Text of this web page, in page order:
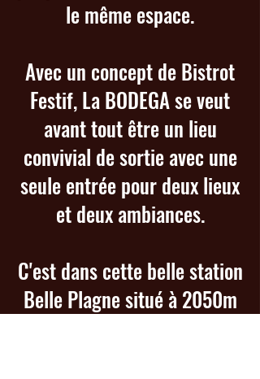
le même espace.
Avec un concept de Bistrot
Festif,La BODEGAse veut
avant tout être un lieu
convivial de sortie avec une
seule entrée pour deux lieux
et deux ambiances.
C'est dans cette belle station
Belle Plagne situé à 2050m